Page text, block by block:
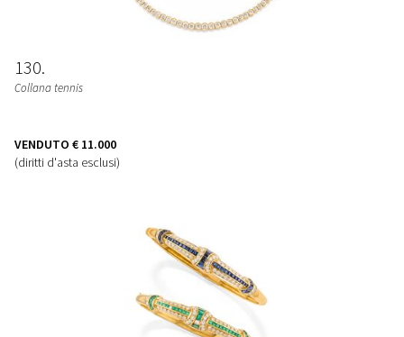
130
Collana tennis
VENDUTO € 11.000
(diritti d'asta esclusi)